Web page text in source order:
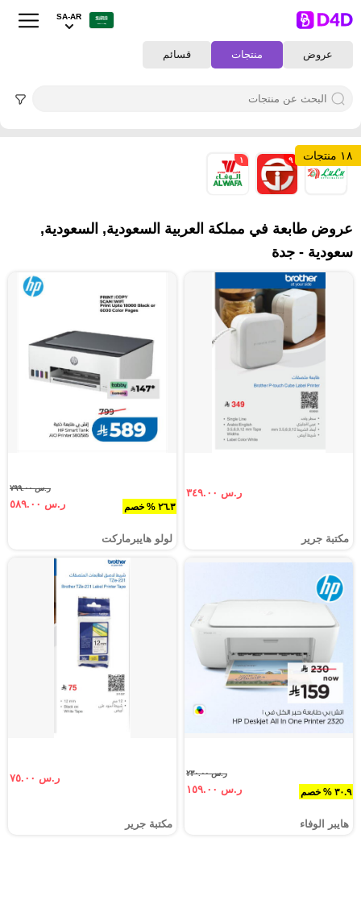
عروض منتجات قسائم
SA-AR
١٨ منتجات ٩ ١
عروض طابعة في مملكة العربية السعودية, السعودية,
سعودية - جدة
ر.س ٣٤٩.٠٠
مكتبة جرير
٢٦.٣ % خصم
ر.س ٧٩٩.٠٠
ر.س ٥٨٩.٠٠
لولو هايبرماركت
٣٠.٩ % خصم
ر.س ٢٣٠.٠٠
ر.س ١٥٩.٠٠
هايبر الوفاء
ر.س ٧٥.٠٠
مكتبة جرير